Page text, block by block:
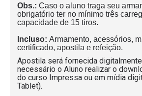
Obs.: Caso o aluno traga seu
obrigatório ter no mínimo três
capacidade de 15 tiros.
Incluso: Armamento, acessórios,
certificado, apostila e refeição.
Apostila será fornecida
necessário o Aluno realizar o
do curso Impressa ou em mídia
Tablet).